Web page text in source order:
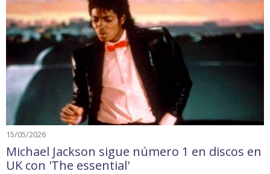
15/05/2026
Michael Jackson sigue número 1 en discos en
UK con 'The essential'